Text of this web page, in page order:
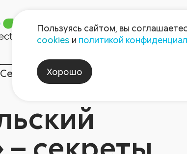
Пресс-центр
Сервисы Компания
Пользуясь сайтом, вы
cookies и политикой
Хорошо